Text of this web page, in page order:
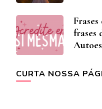
frases
CURTA NOSSA